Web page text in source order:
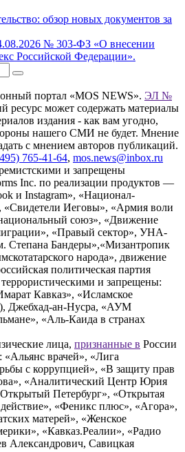
обзор новых документов за
№ 303-ФЗ «О внесении
Российской Федерации».
портал «MOS NEWS». ЭЛ №
ресурс может содержать материалы
издания - как вам угодно,
нашего СМИ не будет. Мнение
с мнением авторов публикаций.
765-41-64, mos.news@inbox.ru
и запрещены
Inc. по реализации продуктов —
и Instagram», «Национал-
«Свидетели Иеговы», «Армия воли
союз», «Движение
«Правый сектор», УНА-
Бандеры»,«Мизантропик
народа», движение
политическая партия
и запрещены:
Кавказ», «Исламское
Джебхад-ан-Нусра, «АУМ
«Аль-Каида в странах
лица, признанные в России
врачей», «Лига
с коррупцией», «В защиту прав
«Аналитический Центр Юрия
Петербург», «Открытая
«Феникс плюс», «Агора»,
матерей», «Женское
«Кавказ.Реалии», «Радио
Александрович, Савицкая